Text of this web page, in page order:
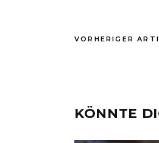
VORHERIGER
KÖNNTE